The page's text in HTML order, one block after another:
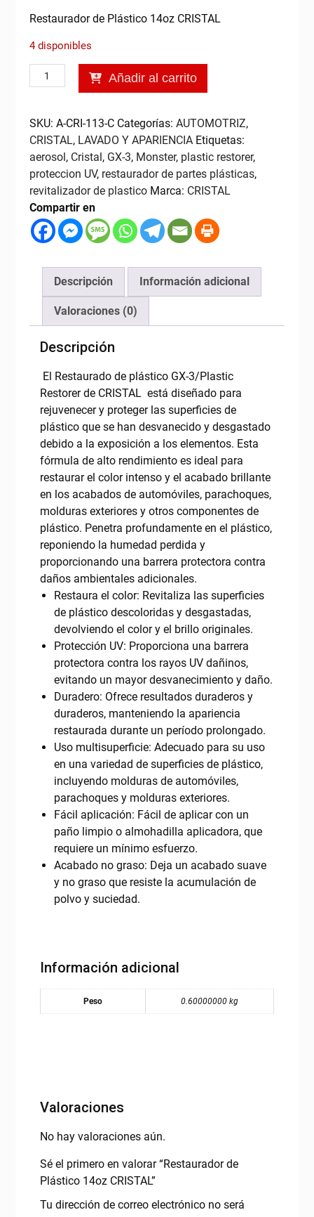
Restaurador de Plástico 14oz CRISTAL
4 disponibles
Restaurador
de
14oz
CRISTAL
cantidad
Añadir al carrito
SKU: A-CRI-113-C Categorías: AUTOMOTRIZ,
CRISTAL, LAVADO Y APARIENCIA Etiquetas:
aerosol, Cristal, GX-3, Monster, plastic restorer,
proteccion UV, restaurador de partes plásticas,
revitalizador de plastico Marca: CRISTAL
Compartir en
Descripción Información adicional
Valoraciones (0)
Descripción
El Restaurado de plástico GX-3/Plastic
Restorer de CRISTAL está diseñado para
rejuvenecer y proteger las superficies de
plástico que se han desvanecido y desgastado
debido a la exposición a los elementos. Esta
fórmula de alto rendimiento es ideal para
restaurar el color intenso y el acabado brillante
en los acabados de automóviles, parachoques,
molduras exteriores y otros componentes de
plástico. Penetra profundamente en el plástico,
reponiendo la humedad perdida y
proporcionando una barrera protectora contra
daños ambientales adicionales.
Restaura el color: Revitaliza las superficies
de plástico descoloridas y desgastadas,
devolviendo el color y el brillo originales.
Protección UV: Proporciona una barrera
protectora contra los rayos UV dañinos,
evitando un mayor desvanecimiento y daño.
Duradero: Ofrece resultados duraderos y
duraderos, manteniendo la apariencia
restaurada durante un período prolongado.
Uso multisuperficie: Adecuado para su uso
en una variedad de superficies de plástico,
incluyendo molduras de automóviles,
parachoques y molduras exteriores.
Fácil aplicación: Fácil de aplicar con un
paño limpio o almohadilla aplicadora, que
requiere un mínimo esfuerzo.
Acabado no graso: Deja un acabado suave
y no graso que resiste la acumulación de
polvo y suciedad.
Información adicional
Peso 0.60000000 kg
Valoraciones
No hay valoraciones aún.
Sé el primero en valorar “Restaurador de
Plástico 14oz CRISTAL”
Tu dirección de correo electrónico no será